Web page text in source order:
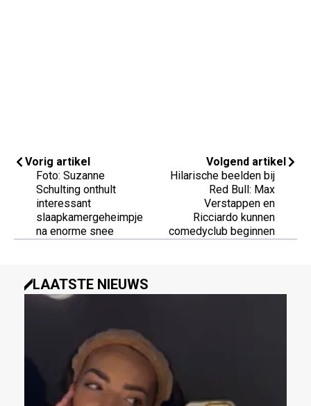
Vorig artikel
Foto: Suzanne
Schulting onthult
interessant
slaapkamergeheimpje
na enorme snee
Volgend artikel
Hilarische beelden bij
Red Bull: Max
Verstappen en
Ricciardo kunnen
comedyclub beginnen
LAATSTE NIEUWS